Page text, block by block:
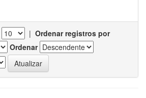
| Ordenar registros por
Ordenar